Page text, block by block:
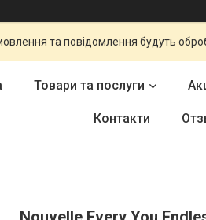
та повідомлення будуть
Товари та послуги
Контакти